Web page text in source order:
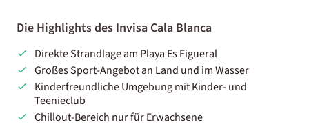
Die Highlights des Invisa Cala Blanca
Direkte Strandlage am Playa Es Figueral
Großes Sport-Angebot an Land und im Wasser
Kinderfreundliche Umgebung mit Kinder- und
Teenieclub
Chillout-Bereich nur für Erwachsene